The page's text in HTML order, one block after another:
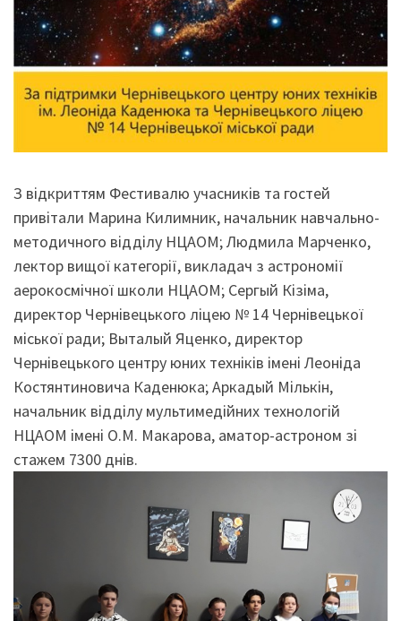
З відкриттям Фестивалю учасників та гостей
привітали Марина Килимник, начальник навчально-
методичного відділу НЦАОМ; Людмила Марченко,
лектор вищої категорії, викладач з астрономії
аерокосмічної школи НЦАОМ; Сергый Кізіма,
директор Чернівецького ліцею № 14 Чернівецької
міської ради; Выталый Яценко, директор
Чернівецького центру юних техніків імені Леоніда
Костянтиновича Каденюка; Аркадый Мількін,
начальник відділу мультимедійних технологій
НЦАОМ імені О.М. Макарова, аматор-астроном зі
стажем 7300 днів.